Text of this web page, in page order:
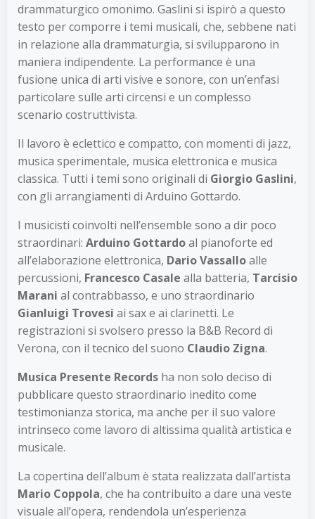
drammaturgico omonimo. Gaslini si ispirò a questo
testo per comporre i temi musicali, che, sebbene nati
in relazione alla drammaturgia, si svilupparono in
maniera indipendente. La performance è una
fusione unica di arti visive e sonore, con un’enfasi
particolare sulle arti circensi e un complesso
scenario costruttivista.
Il lavoro è eclettico e compatto, con momenti di jazz,
musica sperimentale, musica elettronica e musica
classica. Tutti i temi sono originali di Giorgio Gaslini,
con gli arrangiamenti di Arduino Gottardo.
I musicisti coinvolti nell’ensemble sono a dir poco
straordinari: Arduino Gottardoal pianoforte ed
all’elaborazione elettronica, Dario Vassalloalle
percussioni, Francesco Casale alla batteria, Tarcisio
Marani al contrabbasso, e uno straordinario
Gianluigi Trovesi ai sax e ai clarinetti. Le
registrazioni si svolsero presso la B&B Record di
Verona, con il tecnico del suono Claudio Zigna.
Musica Presente Records ha non solo deciso di
pubblicare questo straordinario inedito come
testimonianza storica, ma anche per il suo valore
intrinseco come lavoro di altissima qualità artistica e
musicale.
La copertina dell’album è stata realizzata dall’artista
Mario Coppola, che ha contribuito a dare una veste
visuale all’opera, rendendola un’esperienza